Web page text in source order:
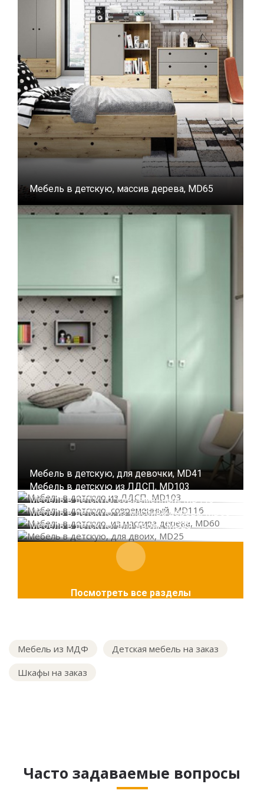
Мебель в детскую, массив дерева, MD65
Мебель в детскую, для девочки, MD41
Мебель в детскую из ЛДСП, MD103
Мебель в детскую, современный, MD116
Мебель в детскую, из массива дерева, MD60
Мебель в детскую, для двоих, MD25
Посмотреть все разделы
Мебель из МДФ
Детская мебель на заказ
Шкафы на заказ
Часто задаваемые вопросы